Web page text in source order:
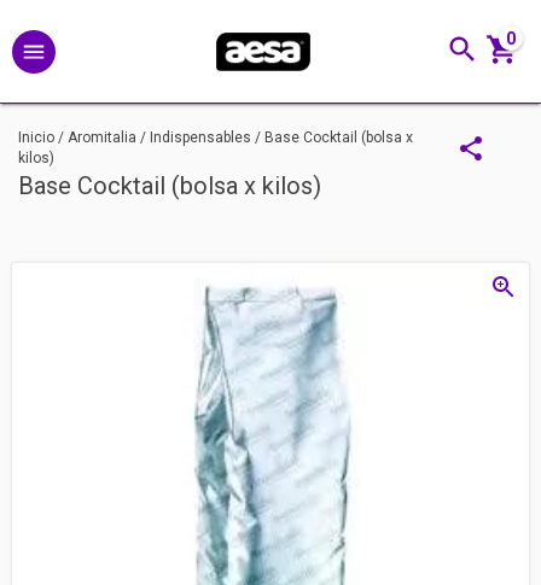
0
Inicio / Aromitalia / Indispensables / Base Cocktail (bolsa x
kilos)
Base Cocktail (bolsa x kilos)